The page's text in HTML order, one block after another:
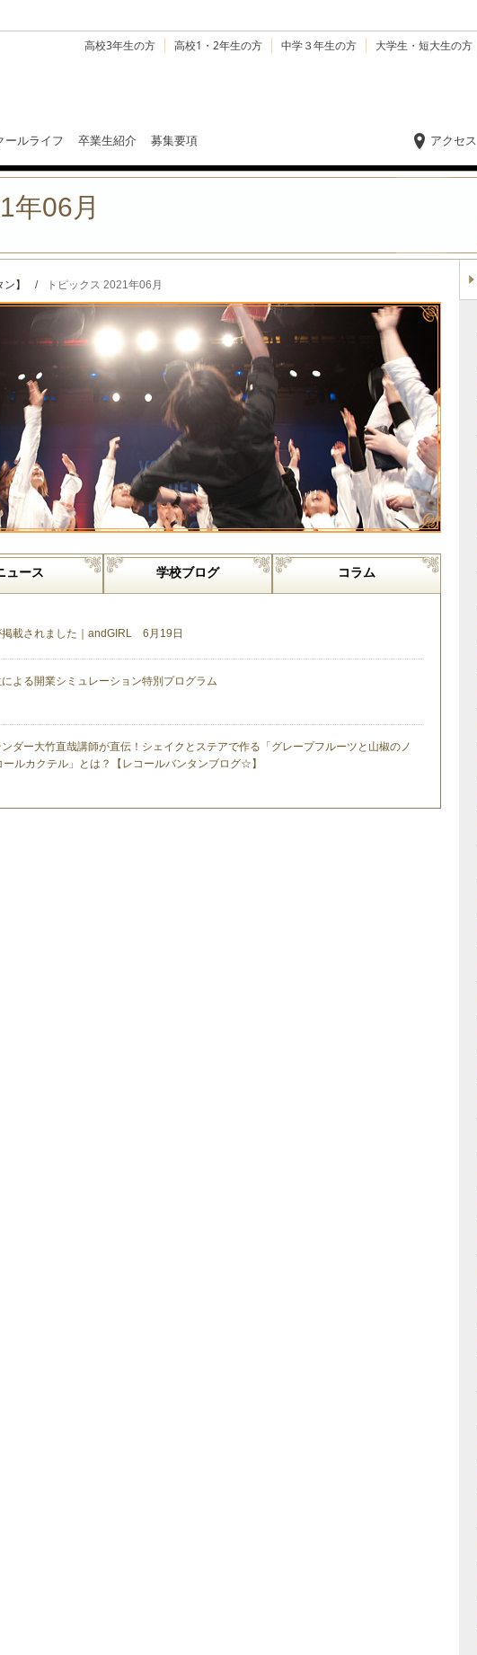
高校3年生の方 高校1・2年生の方 中学３年生の方 大学生・短大生の方
ールライフ 卒業生紹介 募集要項 アクセス
年06月
】 / トピックス 2021年06月
ュース 学校ブログ コラム
掲載されました｜andGIRL 6月19日
よる開業シミュレーション特別プログラム
ダー大竹直哉講師が直伝！シェイクとステアで作る「グレープフルーツと山椒のノ
ールカクテル」とは？【レコールバンタンブログ☆】